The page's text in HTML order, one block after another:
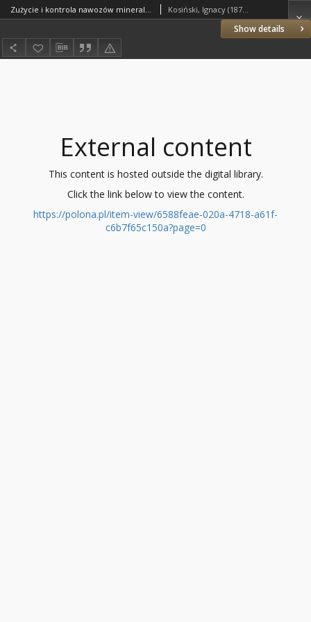
Show details
Zużycie i kontrola nawozów mineralnych w rolnictwie polskiem w r. 1928 i 1929 Kosiński, Ignacy (1874–1940)
External content
This content is hosted outside the digital library.
Click the link below to view the content.
https://polona.pl/item-view/6588feae-020a-4718-a61f-
c6b7f65c150a?page=0